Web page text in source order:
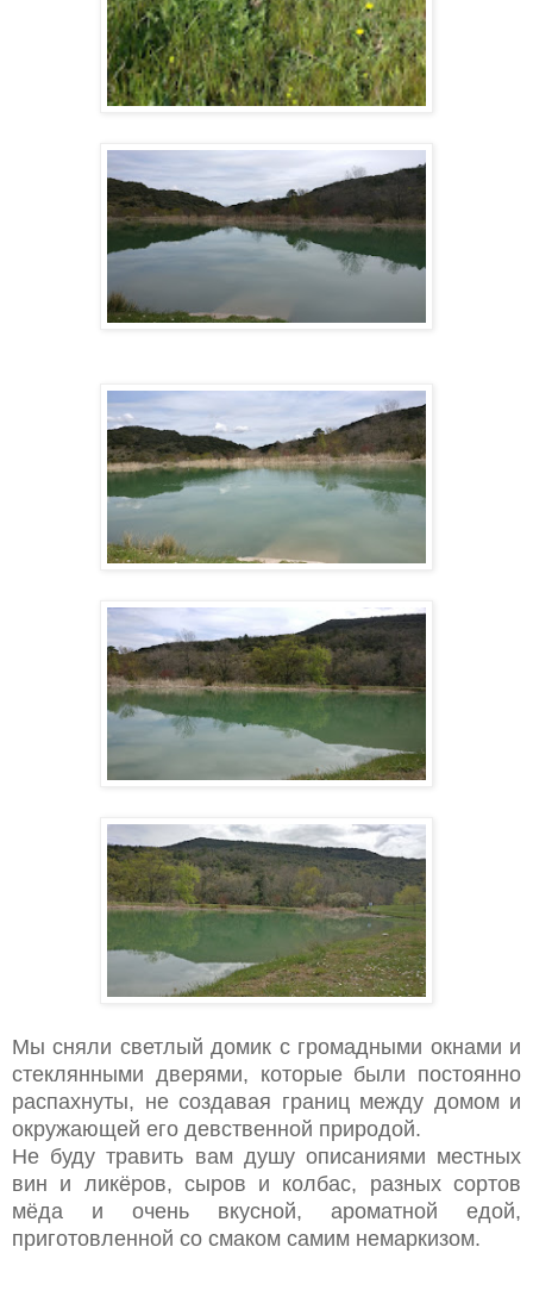
Мы сняли светлый домик с громадными окнами и
стеклянными дверями, которые были постоянно
распахнуты, не создавая границ между домом и
окружающей его девственной природой.
Не буду травить вам душу описаниями местных
вин и ликёров, сыров и колбас, разных сортов
мёда и очень вкусной, ароматной едой,
приготовленной со смаком самим немаркизом.